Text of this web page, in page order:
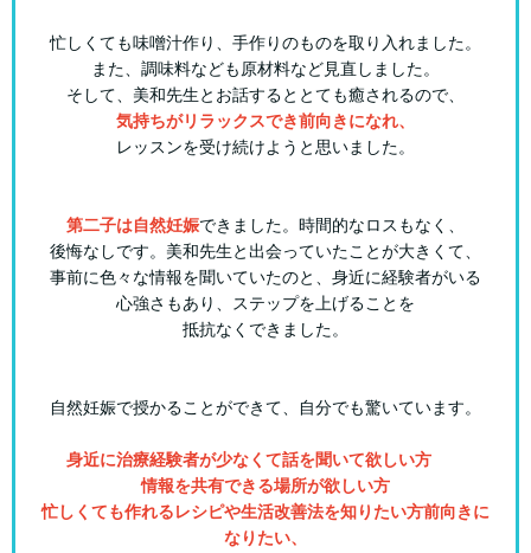
忙しくても味噌汁作り、手作りのものを取り入れました。
また、調味料なども原材料など見直しました。
そして、美和先生とお話するととても癒されるので、
気持ちがリラックスでき前向きになれ、
レッスンを受け続けようと思いました。
第二子は自然妊娠できました。時間的なロスもなく、
後悔なしです。美和先生と出会っていたことが大きくて、
事前に色々な情報を聞いていたのと、身近に経験者がいる
心強さもあり、ステップを上げることを
抵抗なくできました。
自然妊娠で授かることができて、自分でも驚いています。
身近に治療経験者が少なくて話を聞いて欲しい方
情報を共有できる場所が欲しい方
忙しくても作れるレシピや生活改善法を知りたい方前向きに
なりたい、